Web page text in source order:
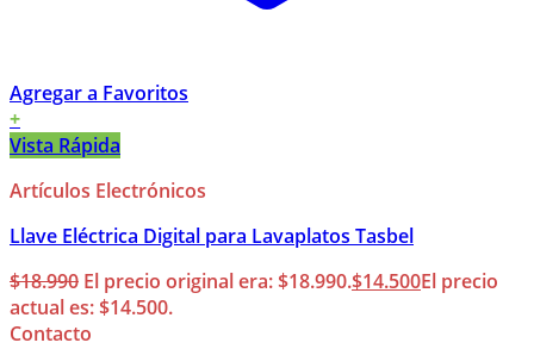
Agregar a Favoritos
+
Vista Rápida
Artículos Electrónicos
Llave Eléctrica Digital para Lavaplatos Tasbel
$18.990 El precio original era: $18.990.$14.500El precio
actual es: $14.500.
Contacto